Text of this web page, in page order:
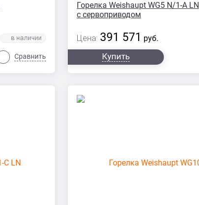
Сравнить
Горелка Weishaupt WG5 N/1-A LN
с сервоприводом
Цена: 391 571 руб.
Купить